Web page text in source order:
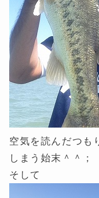
空気を読んだつも
しまう始末＾＾；
そして